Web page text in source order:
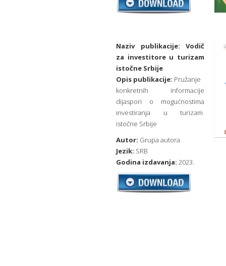
Naziv publikacije:
Vodič
za investitore u turizam
istočne Srbije
Opis publikacije: Pružanje
konkretnih informacije
dijaspori o mogućnostima
investiranja u turizam
istočne Srbije
Autor: Grupa autora
Jezik: SRB
Godina izdavanja: 2023.